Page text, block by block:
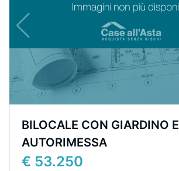
BILOCALE CON GIARDINO E
AUTORIMESSA
€ 53.250